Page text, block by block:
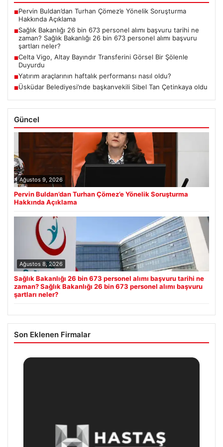
■Pervin Buldan’dan Turhan Çömez’e Yönelik Soruşturma
Hakkında Açıklama
■Sağlık Bakanlığı 26 bin 673 personel alımı başvuru tarihi ne
zaman? Sağlık Bakanlığı 26 bin 673 personel alımı başvuru
şartları neler?
■Celta Vigo, Altay Bayındır Transferini Görsel Bir Şölenle
Duyurdu
■Yatırım araçlarının haftalık performansı nasıl oldu?
■Üsküdar Belediyesi’nde başkanvekili Sibel Tan Çetinkaya oldu
Güncel
Ağustos 9, 2026
Pervin Buldan’dan Turhan Çömez’e Yönelik Soruşturma
Hakkında Açıklama
Ağustos 8, 2026
Sağlık Bakanlığı 26 bin 673 personel alımı başvuru tarihi ne
zaman? Sağlık Bakanlığı 26 bin 673 personel alımı başvuru
şartları neler?
Son Eklenen Firmalar